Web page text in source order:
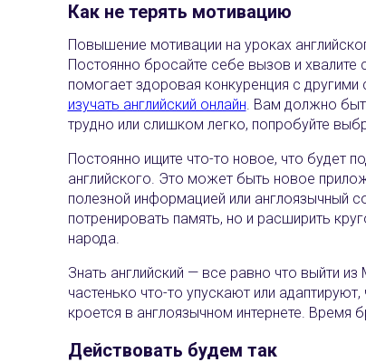
Как не терять мотивацию
Повышение мотивации на уроках
Постоянно бросайте себе вызов и
помогает здоровая конкуренция с
изучать английский онлайн. Вам должно
трудно или слишком легко, попробуйте
Постоянно ищите что-то новое, что будет
английского. Это может быть новое
полезной информацией или англоязычный
потренировать память, но и расширить
народа.
Знать английский — все равно что выйти
частенько что-то упускают или
кроется в англоязычном интернете. Время
Действовать будем так